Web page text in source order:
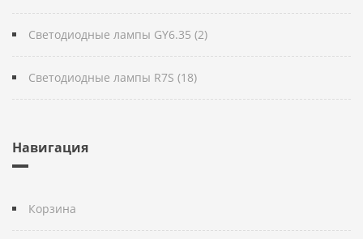
Светодиодные лампы GY6.35 (2)
Светодиодные лампы R7S (18)
Навигация
Корзина